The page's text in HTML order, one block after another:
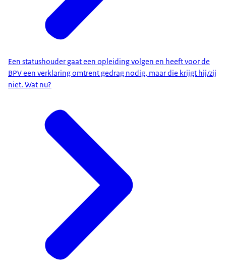
Een statushouder gaat een opleiding volgen en heeft voor de
BPV een verklaring omtrent gedrag nodig, maar die krijgt hij/zij
niet. Wat nu?